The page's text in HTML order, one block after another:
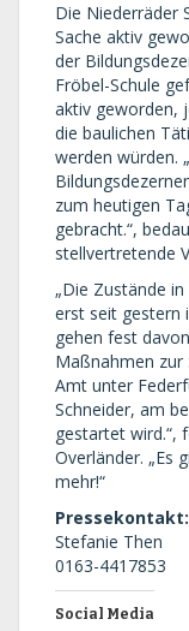
Die Niederräder
Sache aktiv
der
Fröbel-Schule
aktiv geworden,
die baulichen
werden würden.
zum heutigen
gebracht.“,
stellvertretende
„Die Zustände
erst seit gestern
gehen fest
Maßnahmen zur
Amt unter
Schneider, am
gestartet wird.“,
Overländer. „Es
mehr!“
Pressekontakt:
Stefanie Then
0163-4417853
Social Media